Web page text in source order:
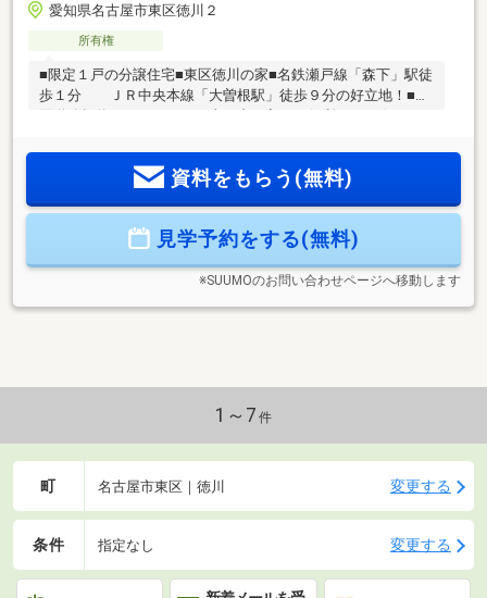
愛知県名古屋市東区徳川２
所有権
■限定１戸の分譲住宅■東区徳川の家■名鉄瀬戸線「森下」駅徒
歩１分 ＪＲ中央本線「大曽根駅」徒歩９分の好立地！■前
消費量等級５の省エネ住宅■当社売主物件になります【周辺に
は学校・お買物施設・公園なども近く便利な住環境です】旭
資料をもらう(無料)
見学予約をする(無料)
※SUUMOのお問い合わせページへ移動します
1～7 件
町 名古屋市東区｜徳川 変更する
条件 指定なし 変更する